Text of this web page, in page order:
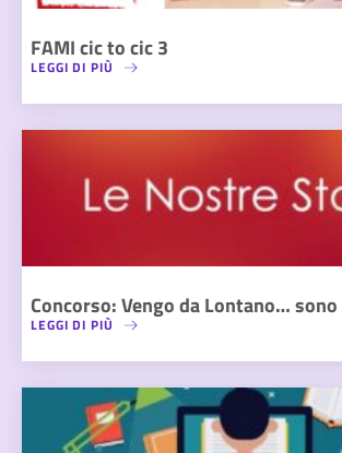
FAMI cic to cic 3
LEGGI DI PIÙ
Concorso: Vengo da Lontano…
LEGGI DI PIÙ